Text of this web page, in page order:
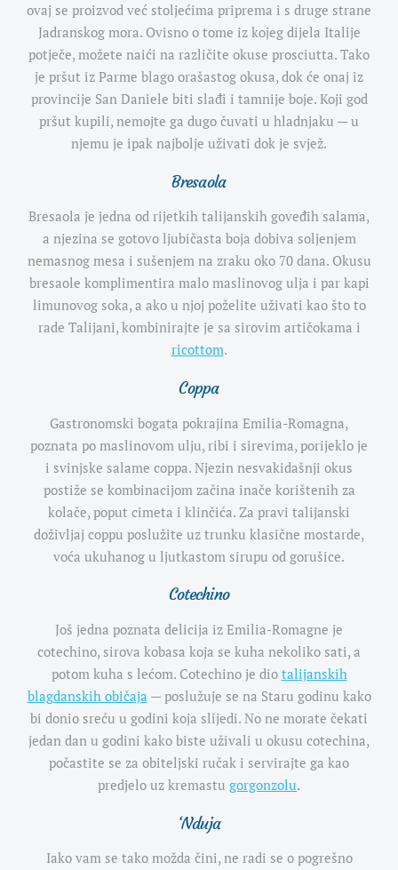
ovaj se proizvod već stoljećima priprema i s druge strane
Jadranskog mora. Ovisno o tome iz kojeg dijela Italije
potječe, možete naići na različite okuse prosciutta. Tako
je pršut iz Parme blago orašastog okusa, dok će onaj iz
provincije San Daniele biti slađi i tamnije boje. Koji god
pršut kupili, nemojte ga dugo čuvati u hladnjaku — u
njemu je ipak najbolje uživati dok je svjež.
Bresaola
Bresaola je jedna od rijetkih talijanskih goveđih salama,
a njezina se gotovo ljubičasta boja dobiva soljenjem
nemasnog mesa i sušenjem na zraku oko 70 dana. Okusu
bresaole komplimentira malo maslinovog ulja i par kapi
limunovog soka, a ako u njoj poželite uživati kao što to
rade Talijani, kombinirajte je sa sirovim artičokama i
ricottom.
Coppa
Gastronomski bogata pokrajina Emilia-Romagna,
poznata po maslinovom ulju, ribi i sirevima, porijeklo je
i svinjske salame coppa. Njezin nesvakidašnji okus
postiže se kombinacijom začina inače korištenih za
kolače, poput cimeta i klinčića. Za pravi talijanski
doživljaj coppu poslužite uz trunku klasične mostarde,
voća ukuhanog u ljutkastom sirupu od gorušice.
Cotechino
Još jedna poznata delicija iz Emilia-Romagne je
cotechino, sirova kobasa koja se kuha nekoliko sati, a
potom kuha s lećom. Cotechino je dio talijanskih
blagdanskih običaja — poslužuje se na Staru godinu kako
bi donio sreću u godini koja slijedi. No ne morate čekati
jedan dan u godini kako biste uživali u okusu cotechina,
počastite se za obiteljski ručak i servirajte ga kao
predjelo uz kremastu gorgonzolu.
‘Nduja
Iako vam se tako možda čini, ne radi se o pogrešno